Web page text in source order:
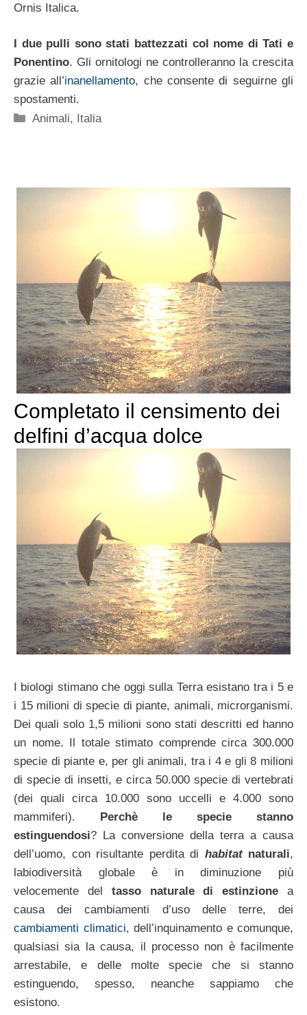
Ornis Italica.
I due pulli sono stati battezzati col nome di Tati e
Ponentino. Gli ornitologi ne controlleranno la crescita
grazie all’inanellamento, che consente di seguirne gli
spostamenti.
Categorie
Animali, Italia
Completato il censimento dei
delfini d’acqua dolce
I biologi stimano che oggi sulla Terra esistano tra i 5 e
i 15 milioni di specie di piante, animali, microrganismi.
Dei quali solo 1,5 milioni sono stati descritti ed hanno
un nome. Il totale stimato comprende circa 300.000
specie di piante e, per gli animali, tra i 4 e gli 8 milioni
di specie di insetti, e circa 50.000 specie di vertebrati
(dei quali circa 10.000 sono uccelli e 4.000 sono
mammiferi). Perchè le specie stanno
estinguendosi? La conversione della terra a causa
dell’uomo, con risultante perdita di habitatnaturali,
labiodiversità globale è in diminuzione più
velocemente del tasso naturale di estinzione a
causa dei cambiamenti d’uso delle terre, dei
cambiamenti climatici, dell’inquinamento e comunque,
qualsiasi sia la causa, il processo non è facilmente
arrestabile, e delle molte specie che si stanno
estinguendo, spesso, neanche sappiamo che
esistono.